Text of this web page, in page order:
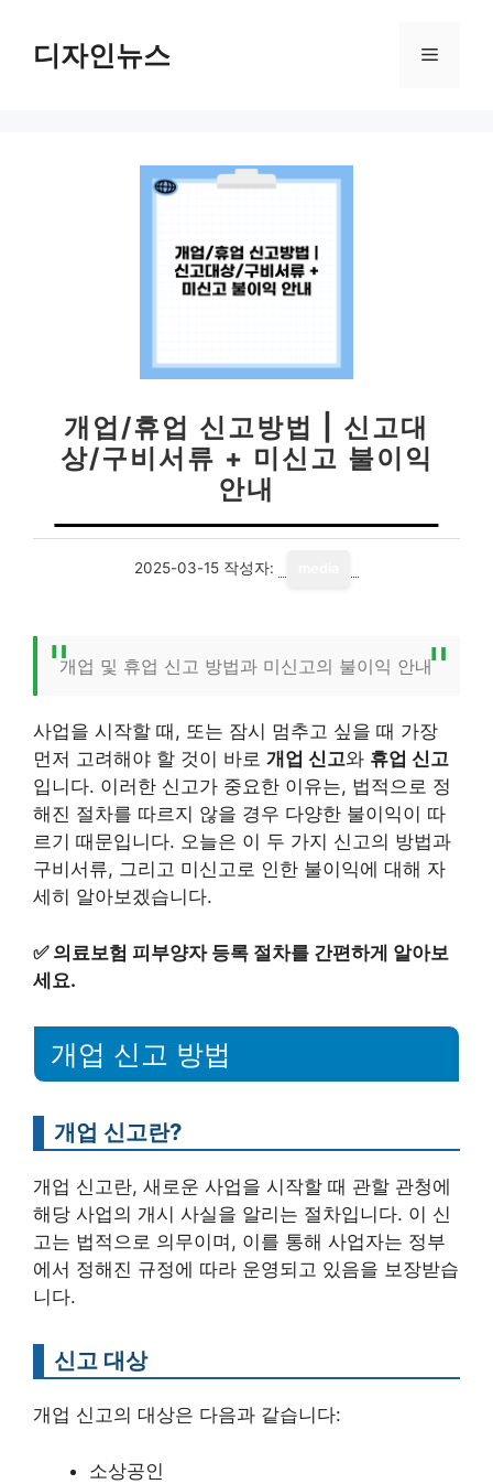
디자인뉴스 메
개업/휴업 신고방법 | 신고대
상/구비서류 + 미신고 불이익
안내
2025-03-15 작성자:
개업 및 휴업 신고 방법과 미신고의 불이익 안내
사업을 시작할 때, 또는 잠시 멈추고 싶을 때 가장
먼저 고려해야 할 것이 바로 개업 신고와 휴업 신고
입니다. 이러한 신고가 중요한 이유는, 법적으로 정
해진 절차를 따르지 않을 경우 다양한 불이익이 따
르기 때문입니다. 오늘은 이 두 가지 신고의 방법과
구비서류, 그리고 미신고로 인한 불이익에 대해 자
세히 알아보겠습니다.
✅ 의료보험 피부양자 등록 절차를 간편하게 알아보
세요.
개업 신고 방법
개업 신고란?
개업 신고란, 새로운 사업을 시작할 때 관할 관청에
해당 사업의 개시 사실을 알리는 절차입니다. 이 신
고는 법적으로 의무이며, 이를 통해 사업자는 정부
에서 정해진 규정에 따라 운영되고 있음을 보장받습
니다.
신고 대상
개업 신고의 대상은 다음과 같습니다:
소상공인